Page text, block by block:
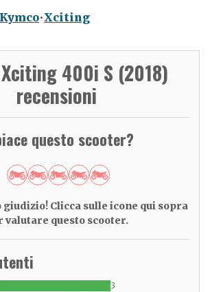
Kymco Xciting
400i S (2018)
recensioni
questo scooter?
Clicca sulle icone qui sopra
valutare questo scooter.
3